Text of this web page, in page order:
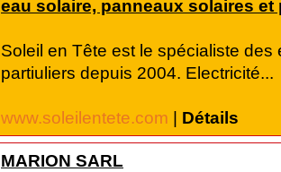
eau solaire, panneaux solaires et
Soleil en Tête est le spécialiste
partiuliers depuis 2004. Electricité...
www.soleilentete.com | Détails
MARION SARL